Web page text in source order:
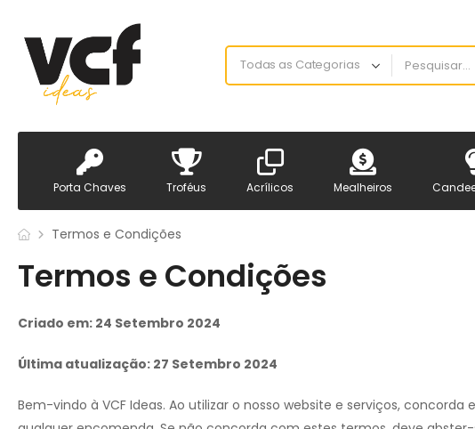
Porta Chaves Troféus Acrílicos Mealheiros
Termos e Condições
Termos e Condições
Criado em: 24 Setembro 2024
Última atualização: 27 Setembro 2024
Bem-vindo à VCF Ideas. Ao utilizar o nosso website e serviços,